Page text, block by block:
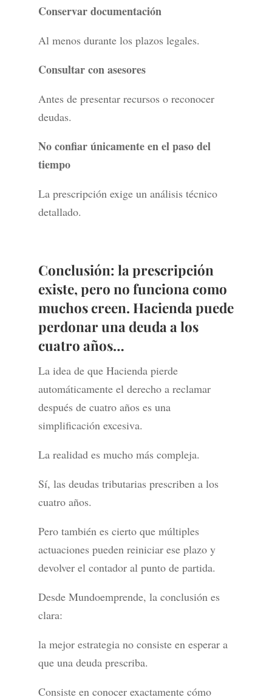
Conservar documentación
Al menos durante los plazos legales.
Consultar con asesores
Antes de presentar recursos o reconocer
deudas.
No confiar únicamente en el paso del
tiempo
La prescripción exige un análisis técnico
detallado.
Conclusión: la prescripción
existe, pero no funciona como
muchos creen. Hacienda puede
perdonar una deuda a los
cuatro años…
La idea de que Hacienda pierde
automáticamente el derecho a reclamar
después de cuatro años es una
simplificación excesiva.
La realidad es mucho más compleja.
Sí, las deudas tributarias prescriben a los
cuatro años.
Pero también es cierto que múltiples
actuaciones pueden reiniciar ese plazo y
devolver el contador al punto de partida.
Desde Mundoemprende, la conclusión es
clara:
la mejor estrategia no consiste en esperar a
que una deuda prescriba.
Consiste en conocer exactamente cómo